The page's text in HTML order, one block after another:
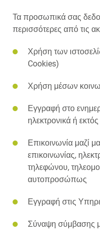
Τα προσωπικά σας
περισσότερες από τις
Χρήση των
Cookies)
Χρήση μέσων
Εγγραφή στο
ηλεκτρονικά ή
Επικοινωνία μαζί
επικοινωνίας,
τηλεφώνου,
αυτοπροσώπως
Εγγραφή στις
Σύναψη σύμβασης